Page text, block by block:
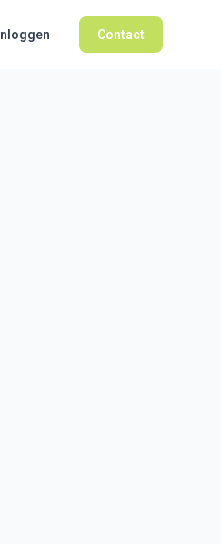
Inloggen Contact